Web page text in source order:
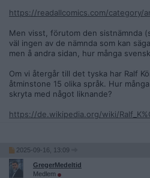
https://readallcomics.com/category/
Men visst, förutom den sistnämnda
väl ingen av de nämnda som kan
men å andra sidan, hur många
Om vi återgår till det tyska har Ralf
åtminstone 15 olika språk. Hur
skryta med något liknande?
https://de.wikipedia.org/wiki/
2025-09-16, 13:09
GregerMedeltid
Medlem